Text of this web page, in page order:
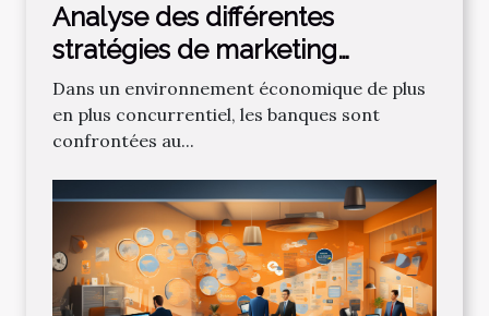
Analyse des différentes
stratégies de marketing
bancaire pour attirer de
nouveaux clients
Dans un environnement économique de plus
en plus concurrentiel, les banques sont
confrontées au...